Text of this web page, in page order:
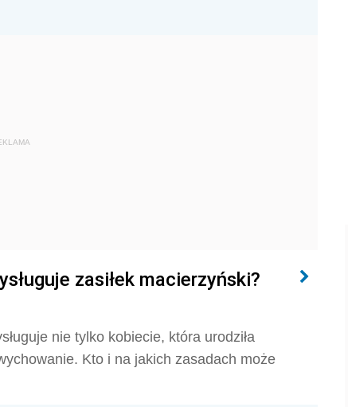
zasiłek macierzyński?
nie tylko kobiecie, która urodziła
Kto i na jakich zasadach może